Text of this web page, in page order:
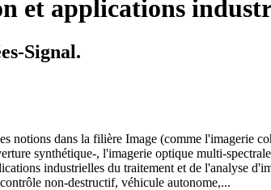
et applications
Signal.
notions dans la filière Image (comme l'imagerie
synthétique-, l'imagerie optique multi-
industrielles du traitement et de l'analyse
non-destructif, véhicule autonome,...